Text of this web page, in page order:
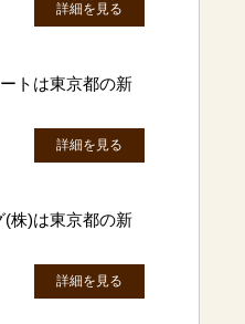
詳細を見る
トは東京都の新
詳細を見る
株)は東京都の新
詳細を見る